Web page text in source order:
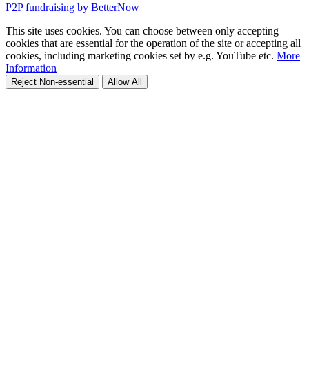
P2P fundraising by BetterNow
This site uses cookies. You can choose between only accepting
cookies that are essential for the operation of the site or accepting all
cookies, including marketing cookies set by e.g. YouTube etc. More
Information
Reject Non-essential Allow All